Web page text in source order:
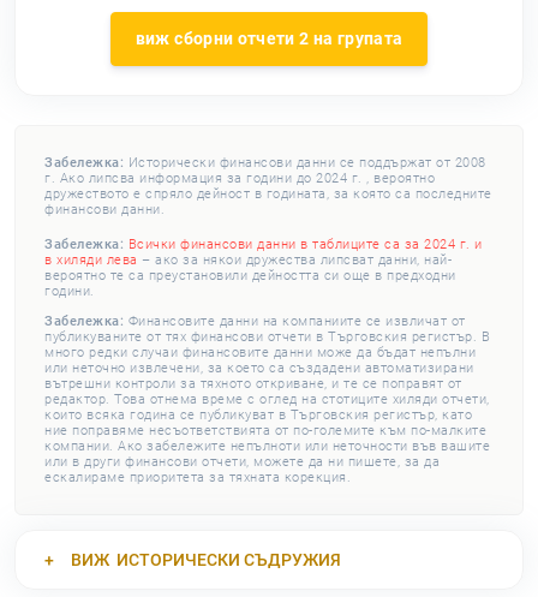
виж сборни отчети 2 на групата
Забележка: Исторически финансови данни се поддържат от 2008
г. Ако липсва информация за години до 2024 г. , вероятно
дружеството е спряло дейност в годината, за която са последните
финансови данни.
Забележка: Всички финансови данни в таблиците са за 2024 г. и
в хиляди лева – ако за някои дружества липсват данни, най-
вероятно те са преустановили дейността си още в предходни
години.
Забележка: Финансовите данни на компаниите се извличат от
публикуваните от тях финансови отчети в Търговския регистър. В
много редки случаи финансовите данни може да бъдат непълни
или неточно извлечени, за което са създадени автоматизирани
вътрешни контроли за тяхното откриване, и те се поправят от
редактор. Това отнема време с оглед на стотиците хиляди отчети,
които всяка година се публикуват в Търговския регистър, като
ние поправяме несъответствията от по-големите към по-малките
компании. Ако забележите непълноти или неточности във вашите
или в други финансови отчети, можете да ни пишете, за да
ескалираме приоритета за тяхната корекция.
ВИЖ ИСТОРИЧЕСКИ СЪДРУЖИЯ